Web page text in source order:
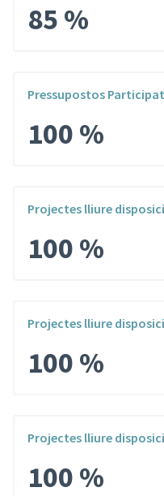
85 %
Pressupostos
100 %
Projectes lliure
100 %
Projectes lliure
100 %
Projectes lliure
100 %